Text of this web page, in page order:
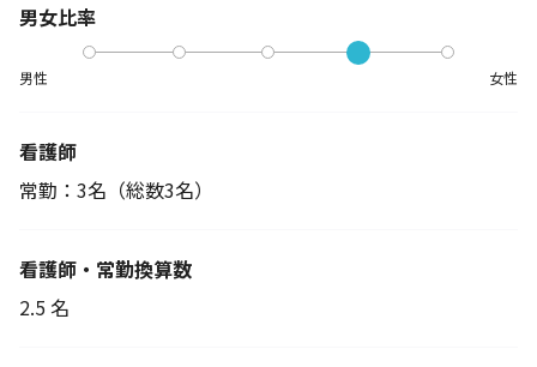
男女比率
男性 女性
看護師
常勤：3名 （総数3名）
看護師・常勤換算数
2.5 名